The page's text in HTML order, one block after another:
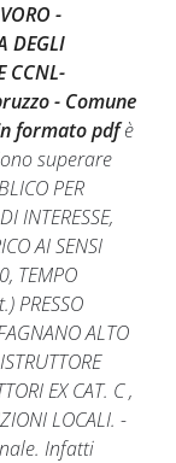
-
DEGLI
CCNL-
- Comune
formato pdfè
superare
PER
INTERESSE,
AI SENSI
TEMPO
PRESSO
ALTO
EX CAT. C ,
LOCALI. -
Infatti